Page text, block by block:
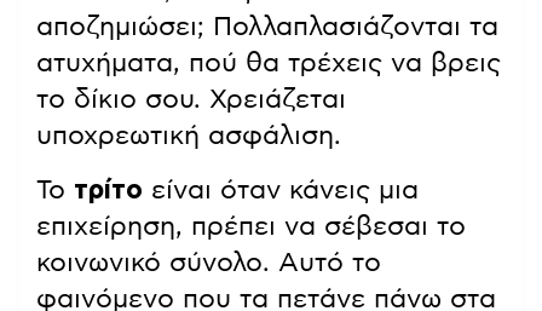
αποζημιώσει; Πολλαπλασιάζονται τα
ατυχήματα, πού θα τρέχεις να βρεις
το δίκιο σου. Χρειάζεται
υποχρεωτική ασφάλιση.
Το τρίτο είναι όταν κάνεις μια
επιχείρηση, πρέπει να σέβεσαι το
κοινωνικό σύνολο. Αυτό το
φαινόμενο που τα πετάνε πάνω στα